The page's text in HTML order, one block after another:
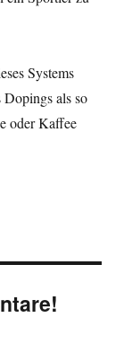
Systems
Dopings als so
oder Kaffee